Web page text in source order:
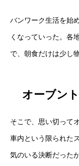
バンワーク生活を始
くなっていった。各
で、朝食だけは少し
オーブン
そこで、思い切って
車内という限られた
気のいる決断だった